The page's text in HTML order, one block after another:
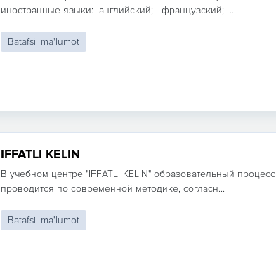
иностранные языки: -английский; - французский; -...
Batafsil ma'lumot
IFFATLI KELIN
В учебном центре "IFFATLI KELIN" образовательный процесс
проводится по современной методике, согласн...
Batafsil ma'lumot